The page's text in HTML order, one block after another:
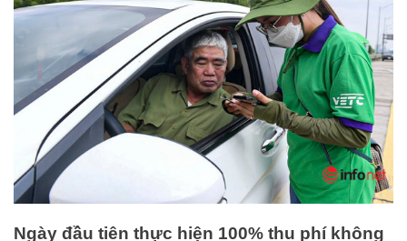
Ngày đầu tiên thực hiện 100% thu phí không